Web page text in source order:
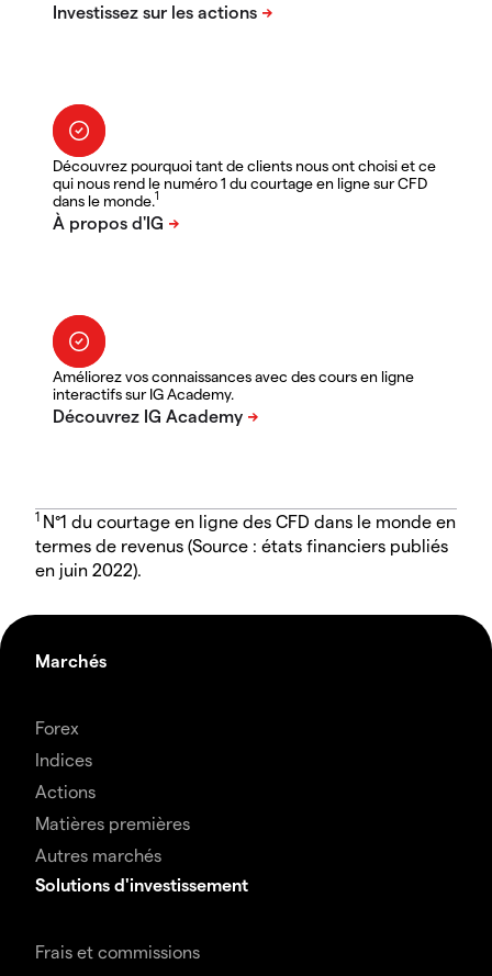
Découvrez pourquoi tant de clients nous ont choisi et ce
qui nous rend le numéro 1 du courtage en ligne sur CFD
dans le monde.1
Améliorez vos connaissances avec des cours en ligne
interactifs sur IG Academy.
1 N°1 du courtage en ligne des CFD dans le monde en
termes de revenus (Source : états financiers publiés
en juin 2022).
Marchés
Forex
Indices
Actions
Matières premières
Autres marchés
Solutions d'investissement
Frais et commissions